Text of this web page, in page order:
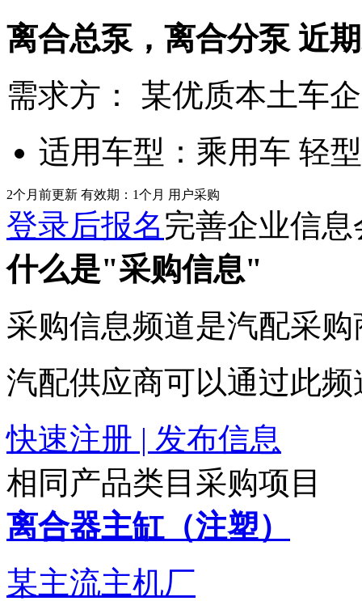
离合总泵，离合分泵 近
需求方：
某优质本土车企
适用车型： 乘用车 轻
2个月前更新 有效期：1个月 用户采购
登录后报名完善企业信
什么是"采购信息"
采购信息频道是汽配采
汽配供应商可以通过此
快速注册 | 发布信息
相同产品类目采购项目
离合器主缸（注塑）
某主流主机厂